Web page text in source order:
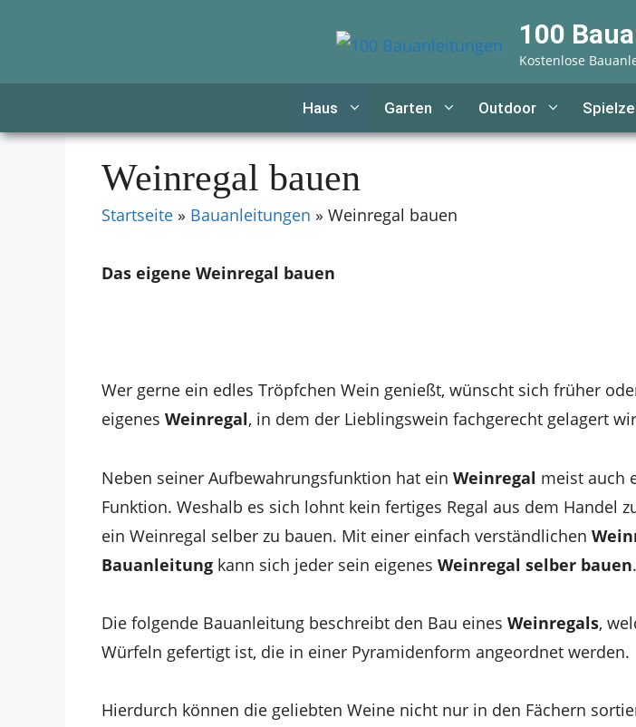
100
Kostenlose
Haus Garten Outdoor
Weinregal bauen
Startseite » Bauanleitungen » Weinregal bauen
Das eigene Weinregal bauen
Wer gerne ein edles Tröpfchen Wein genießt, wünscht sich früher
eigenes Weinregal, in dem der Lieblingswein fachgerecht gelagert
Neben seiner Aufbewahrungsfunktion hat ein Weinregal meist auch
Funktion. Weshalb es sich lohnt kein fertiges Regal aus dem Handel
ein Weinregal selber zu bauen. Mit einer einfach verständlichen
Bauanleitung kann sich jeder sein eigenes Weinregal selber bauen.
Die folgende Bauanleitung beschreibt den Bau eines Weinregals,
Würfeln gefertigt ist, die in einer Pyramidenform angeordnet werden.
Hierdurch können die geliebten Weine nicht nur in den Fächern